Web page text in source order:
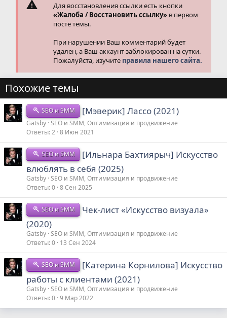
Для восстановления ссылки есть кнопки
«Жалоба / Восстановить ссылку» в первом
посте темы.
При нарушении Ваш комментарий будет
удален, а Ваш аккаунт заблокирован на сутки.
Пожалуйста, изучите правила нашего сайта.
Похожие темы
SEO и SMM [Мэверик] Лассо (2021)
Gatsby SEO и SMM, Оптимизация и продвижение
Ответы 2 8 Июн 2021
SEO и SMM
[Ильнара Бахтиярыч] Искусство
влюблять в себя (2025)
Gatsby SEO и SMM, Оптимизация и продвижение
Ответы 0 8 Сен 2025
SEO и SMM
Чек-лист «Искусство визуала»
(2020)
Gatsby SEO и SMM, Оптимизация и продвижение
Ответы 0 13 Сен 2024
SEO и SMM
[Катерина Корнилова] Искусство
работы с клиентами (2021)
Gatsby SEO и SMM, Оптимизация и продвижение
Ответы 0 9 Мар 2022